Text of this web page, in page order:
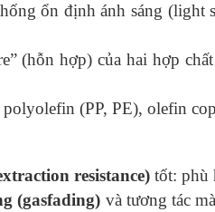
ổn định ánh sáng (light
(hỗn hợp) của hai hợp
(PP, PE), olefin
resistance) tốt: phù
(gasfading) và tương tác